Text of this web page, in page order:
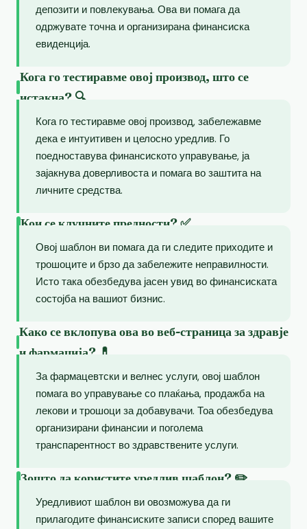
депозити и повлекувања. Ова ви помага да
одржувате точна и организирана финансиска
евиденција.
Кога го тестиравме овој производ, што се
истакна? 🔍
Кога го тестиравме овој производ, забележавме
дека е интуитивен и целосно уредлив. Го
поедноставува финансиското управување, ја
зајакнува доверливоста и помага во заштита на
личните средства.
Кои се клучните предности? ✅
Овој шаблон ви помага да ги следите приходите и
трошоците и брзо да забележите неправилности.
Исто така обезбедува јасен увид во финансиската
состојба на вашиот бизнис.
Како се вклопува ова во веб-страница за здравје
и фармација? 💊
За фармацевтски и велнес услуги, овој шаблон
помага во управување со плаќања, продажба на
лекови и трошоци за добавувачи. Тоа обезбедува
организирани финансии и поголема
транспарентност во здравствените услуги.
Зошто да користите уредлив шаблон? ✏️
Уредливиот шаблон ви овозможува да ги
прилагодите финансиските записи според вашите